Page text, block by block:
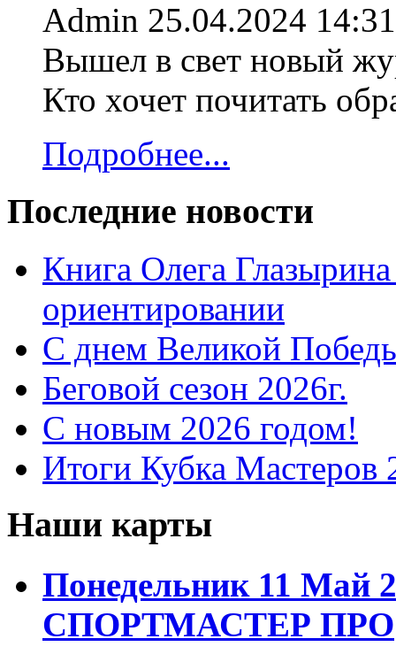
Admin 25.04.2024 14:31
Вышел в свет новый
Кто хочет почитать
Подробнее...
Последние новости
Книга Олега
ориентировании
С днем Великой
Беговой сезон 2026г.
С новым 2026 годом!
Итоги Кубка Мастеров
Наши карты
Понедельник 11 Май
СПОРТМАСТЕР ПРО